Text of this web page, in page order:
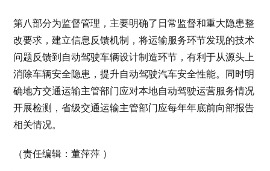
第八部分为监督管理，主要明确了日常监督和重大隐患整
改要求，建立信息反馈机制，将运输服务环节发现的技术
问题反馈到自动驾驶车辆设计制造环节，有利于从源头上
消除车辆安全隐患，提升自动驾驶汽车安全性能。同时明
确地方交通运输主管部门应对本地自动驾驶运营服务情况
开展检测，省级交通运输主管部门应每年年底前向部报告
相关情况。
（责任编辑：董萍萍 ）